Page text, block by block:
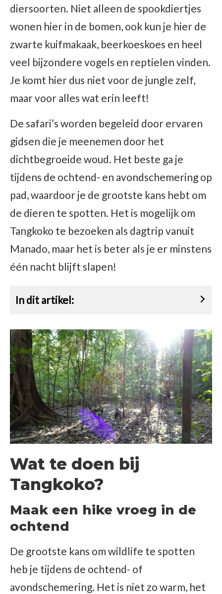
diersoorten. Niet alleen de spookdiertjes
wonen hier in de bomen, ook kun je hier de
zwarte kuifmakaak, beerkoeskoes en heel
veel bijzondere vogels en reptielen vinden.
Je komt hier dus niet voor de jungle zelf,
maar voor alles wat erin leeft!
De safari’s worden begeleid door ervaren
gidsen die je meenemen door het
dichtbegroeide woud. Het beste ga je
tijdens de ochtend- en avondschemering op
pad, waardoor je de grootste kans hebt om
de dieren te spotten. Het is mogelijk om
Tangkoko te bezoeken als dagtrip vanuit
Manado, maar het is beter als je er minstens
één nacht blijft slapen!
In dit artikel:
Wat te doen bij
Tangkoko?
Maak een hike vroeg in de
ochtend
De grootste kans om wildlife te spotten
heb je tijdens de ochtend- of
avondschemering. Het is niet zo warm, het